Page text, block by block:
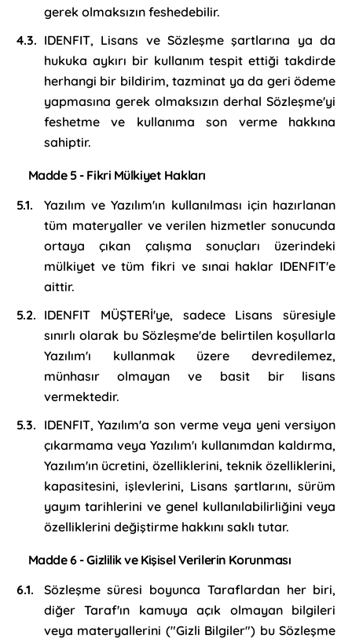
gerek olmaksızın feshedebilir.
IDENFIT, Lisans ve Sözleşme şartlarına ya da
hukuka aykırı bir kullanım tespit ettiği takdirde
herhangi bir bildirim, tazminat ya da geri ödeme
yapmasına gerek olmaksızın derhal Sözleşme'yi
feshetme ve kullanıma son verme hakkına
sahiptir.
Madde 5 - Fikri Mülkiyet Hakları
Yazılım ve Yazılım'ın kullanılması için hazırlanan
tüm materyaller ve verilen hizmetler sonucunda
ortaya çıkan çalışma sonuçları üzerindeki
mülkiyet ve tüm fikri ve sınai haklar IDENFIT'e
aittir.
IDENFIT MÜŞTERİ'ye, sadece Lisans süresiyle
sınırlı olarak bu Sözleşme'de belirtilen koşullarla
Yazılım'ı kullanmak üzere devredilemez,
münhasır olmayan ve basit bir lisans
vermektedir.
IDENFIT, Yazılım'a son verme veya yeni versiyon
çıkarmama veya Yazılım'ı kullanımdan kaldırma,
Yazılım'ın ücretini, özelliklerini, teknik özelliklerini,
kapasitesini, işlevlerini, Lisans şartlarını, sürüm
yayım tarihlerini ve genel kullanılabilirliğini veya
özelliklerini değiştirme hakkını saklı tutar.
Madde 6 - Gizlilik ve Kişisel Verilerin Korunması
Sözleşme süresi boyunca Taraflardan her biri,
diğer Taraf'ın kamuya açık olmayan bilgileri
veya materyallerini ("Gizli Bilgiler") bu Sözleşme